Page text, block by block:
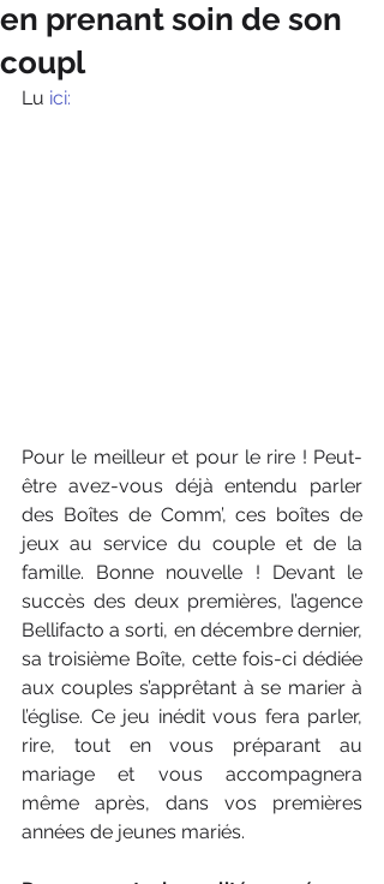
en prenant soin de son
coupl
Lu ici:
Pour le meilleur et pour le rire ! Peut-
être avez-vous déjà entendu parler
des Boîtes de Comm’, ces boîtes de
jeux au service du couple et de la
famille. Bonne nouvelle ! Devant le
succès des deux premières, l’agence
Bellifacto a sorti, en décembre dernier,
sa troisième Boîte, cette fois-ci dédiée
aux couples s’apprêtant à se marier à
l’église. Ce jeu inédit vous fera parler,
rire, tout en vous préparant au
mariage et vous accompagnera
même après, dans vos premières
années de jeunes mariés.